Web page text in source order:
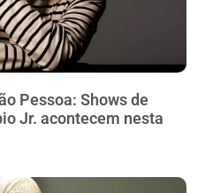
Pessoa: Shows de
Jr. acontecem nesta